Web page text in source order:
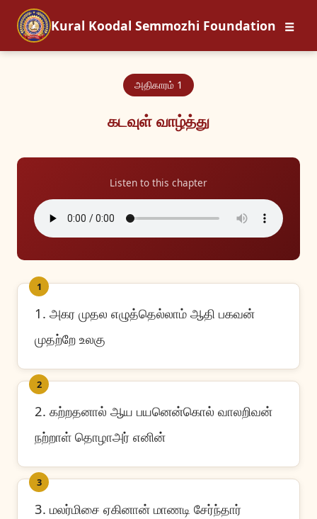
Kural Koodal Semmozhi Foundation ☰
அதிகாரம் 1
கடவுள் வாழ்த்து
Listen to this chapter
1
1. அகர முதல எழுத்தெல்லாம் ஆதி பகவன்
முதற்றே உலகு
2
2. கற்றதனால் ஆய பயனென்கொல் வாலறிவன்
நற்றாள் தொழாஅர் எனின்
3
3. மலர்மிசை ஏகினான் மாணடி சேர்ந்தார்